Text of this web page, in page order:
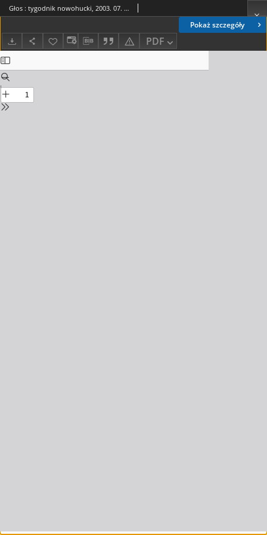
Pokaż szczegóły
PDF
Głos : tygodnik nowohucki, 2003. 07. 04, nr 27